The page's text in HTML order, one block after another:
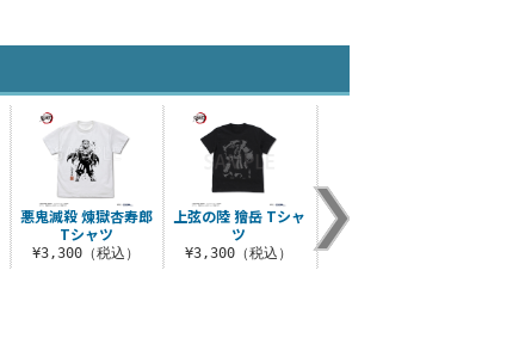
悪鬼滅殺 煉獄杏寿郎
Tシャツ
¥3,300（税込）
上弦の陸 獪岳 Tシャ
ツ
¥3,300（税込）
水の呼吸 竈門炭治郎